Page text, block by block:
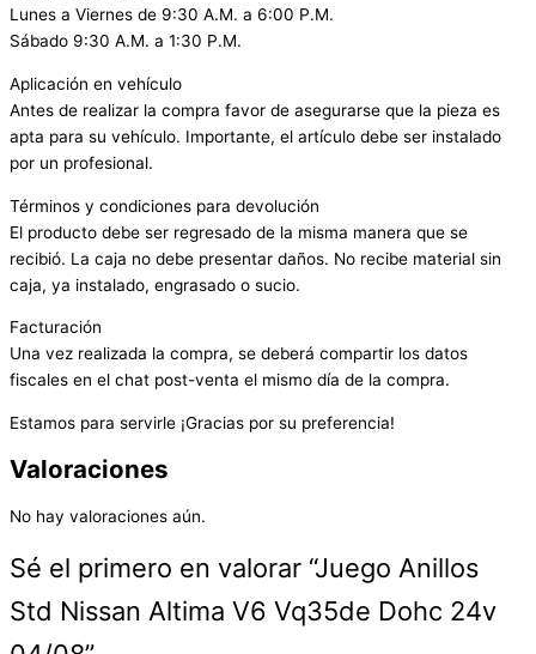
Lunes a Viernes de 9:30 A.M. a 6:00 P.M.
Sábado 9:30 A.M. a 1:30 P.M.
Aplicación en vehículo
Antes de realizar la compra favor de asegurarse que la pieza es
apta para su vehículo. Importante, el artículo debe ser instalado
por un profesional.
Términos y condiciones para devolución
El producto debe ser regresado de la misma manera que se
recibió. La caja no debe presentar daños. No recibe material sin
caja, ya instalado, engrasado o sucio.
Facturación
Una vez realizada la compra, se deberá compartir los datos
fiscales en el chat post-venta el mismo día de la compra.
Estamos para servirle ¡Gracias por su preferencia!
Valoraciones
No hay valoraciones aún.
Sé el primero en valorar “Juego Anillos
Std Nissan Altima V6 Vq35de Dohc 24v